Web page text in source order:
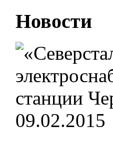
Новости
09.02.2015